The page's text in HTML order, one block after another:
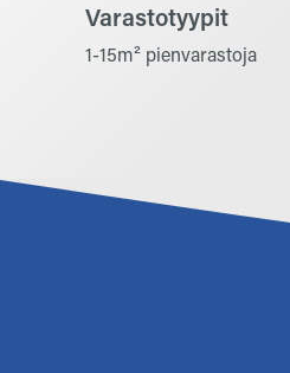
Varastotyypit
1-15m² pienvarastoja